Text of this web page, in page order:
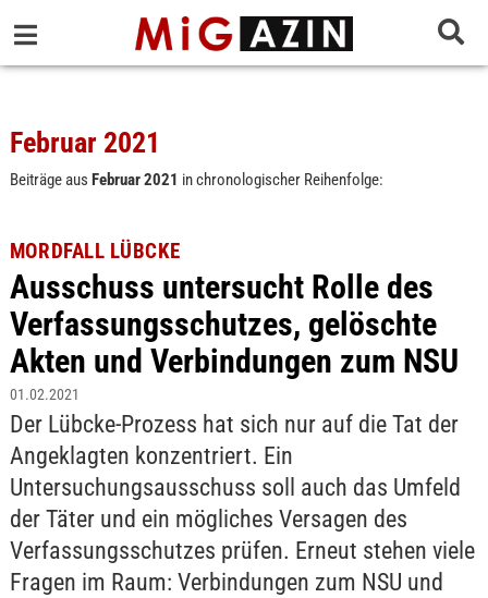
Februar 2021
Beiträge aus Februar 2021 in chronologischer Reihenfolge:
MORDFALL LÜBCKE
Ausschuss untersucht Rolle des
Verfassungsschutzes, gelöschte
Akten und Verbindungen zum NSU
01.02.2021
Der Lübcke-Prozess hat sich nur auf die Tat der
Angeklagten konzentriert. Ein
Untersuchungsausschuss soll auch das Umfeld
der Täter und ein mögliches Versagen des
Verfassungsschutzes prüfen. Erneut stehen viele
Fragen im Raum: Verbindungen zum NSU und